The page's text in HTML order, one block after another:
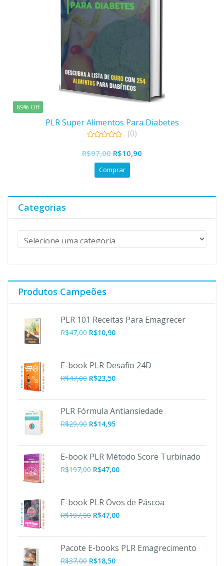
89% Off
PLR Super Alimentos Para Diabetes
out
of
(0)
R$97,00 O
preço
original
R$97,00.
R$10,90
R$10,90.
Comprar
Categorias
Produtos Campeões
PLR 101 Receitas Para Emagrecer
R$47,00 O
era:
R$47,00.
R$10,90O
é:
R$10,90.
E-book PLR Desafio 24D
R$47,00 R$23,50
PLR Fórmula Antiansiedade
R$29,90 R$14,95
E-book PLR Método Score Turbinado
R$197,00 O
era:
R$197,00.
R$47,00O
é:
R$47,00.
E-book PLR Ovos de Páscoa
R$197,00 O
era:
R$197,00.
R$47,00O
é:
Pacote E-books PLR Emagrecimento
R$37,00 R$18,50